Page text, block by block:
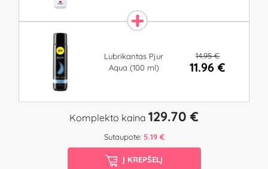
Lubrikantas Pjur
Aqua (100 ml)
14.95 €
11.96 €
Komplekto kaina 129.70 €
Sutaupote: 5.19 €
Į KREPŠELĮ